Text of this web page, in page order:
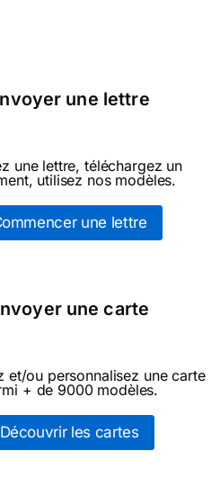
une lettre
une lettre, téléchargez un
utilisez nos modèles.
une lettre
une carte
et/ou personnalisez une carte
+ de 9000 modèles.
Découvrir les cartes